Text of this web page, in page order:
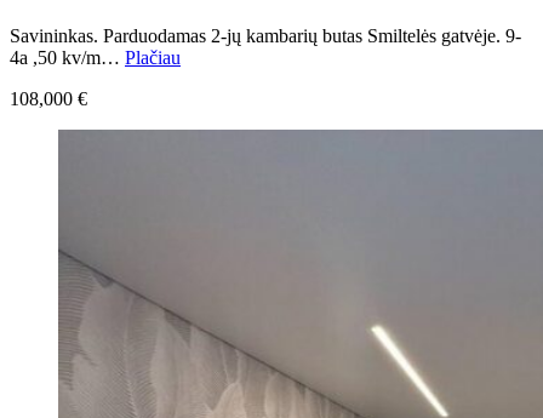
Savininkas. Parduodamas 2-jų kambarių butas Smiltelės gatvėje. 9-
4a ,50 kv/m… Plačiau
108,000 €